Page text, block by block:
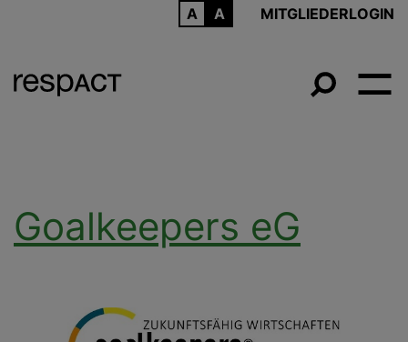
MITGLIEDERLOGIN
Goalkeepers eG